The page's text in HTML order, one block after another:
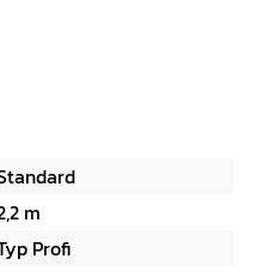
m
Profi